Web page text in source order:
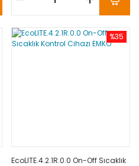
%35
EcoLITE.4.2.1R.0.0 On-Off Sıcaklık